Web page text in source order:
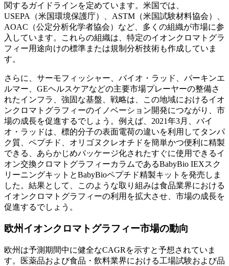
関するガイドラインを定めています。米国では、
USEPA（米国環境保護庁）、ASTM（米国試験材料協会）、
AOAC（公定分析化学者協会）など、多くの組織が市場に参
入しています。これらの組織は、特定のイオンクロマトグラ
フィー用途向けの標準または規制分析技術も作成していま
す。
さらに、サーモフィッシャー、バイオ・ラッド、パーキンエ
ルマー、GEヘルスケアなどの主要市場プレーヤーの整備さ
れたインフラ、強固な基盤、戦略は、この地域におけるイオ
ンクロマトグラフィーのイノベーション開発につながり、市
場の成長を促進するでしょう。例えば、2021年3月、バイ
オ・ラッドは、標的分子の表面電荷の違いを利用してタンパ
ク質、ペプチド、オリゴヌクレオチドを簡単かつ便利に精製
できる、あらかじめパッケージ化されたすぐに使用できるイ
オン交換クロマトグラフィーカラムであるBabyBio IEXスク
リーニングキットとBabyBioペプチド精製キットを発売しま
した。結果として、このような取り組みは食品業界における
イオンクロマトグラフィーの利用を拡大させ、市場の成長を
促進するでしょう。
欧州イオンクロマトグラフィー市場の動向
欧州は予測期間中に健全なCAGRを示すと予想されていま
す。医薬品および食品・飲料業界における工場試験および品